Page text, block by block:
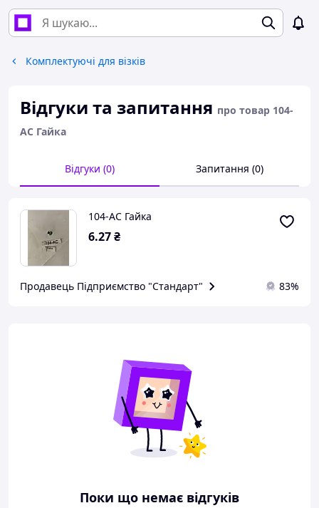
Комплектуючі для візків
Відгуки та запитання про товар 104-
АС Гайка
Відгуки (0) Запитання (0)
Поки що немає відгуків
104-АС Гайка
6.27₴
Продавець Підприємство "Стандарт" 83%